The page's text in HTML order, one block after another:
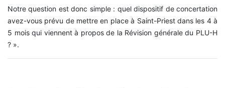
Notre question est donc simple : quel dispositif de concertation
avez-vous prévu de mettre en place à Saint-Priest dans les 4 à
5 mois qui viennent à propos de la Révision générale du PLU-H
? ».